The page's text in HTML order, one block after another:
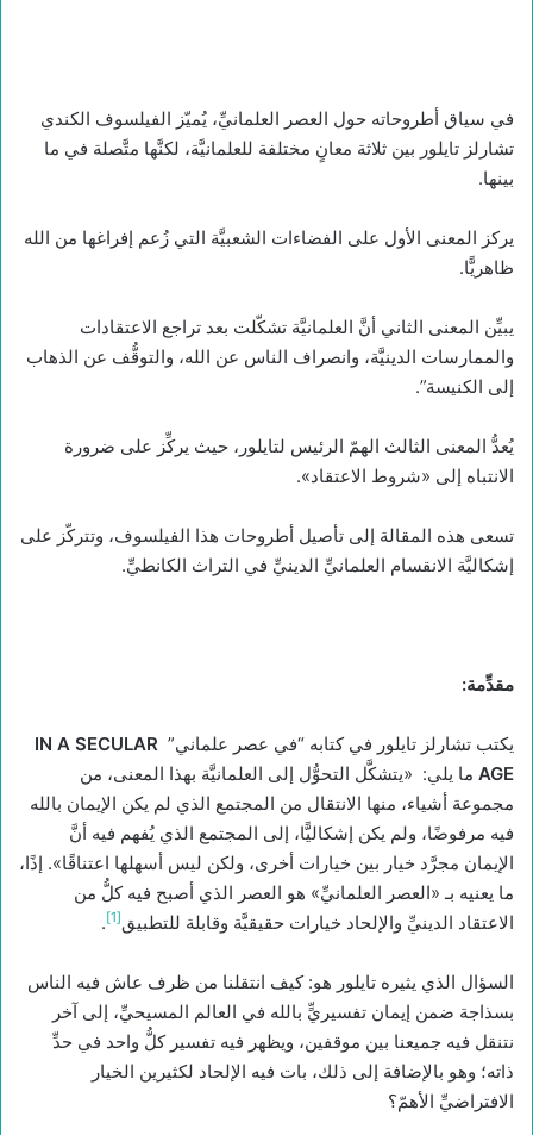
في سياق أطروحاته حول العصر العلمانيِّ، يُميّز الفيلسوف الكندي
تشارلز تايلور بين ثلاثة معانٍ مختلفة للعلمانيَّة، لكنَّها متَّصلة في ما
بينها.
يركز المعنى الأول على الفضاءات الشعبيَّة التي زُعم إفراغها من الله
ظاهريًّا.
يبيِّن المعنى الثاني أنَّ العلمانيَّة تشكّلت بعد تراجع الاعتقادات
والممارسات الدينيَّة، وانصراف الناس عن الله، والتوقُّف عن الذهاب
إلى الكنيسة”.
يُعدُّ المعنى الثالث الهمّ الرئيس لتايلور، حيث يركِّز على ضرورة
الانتباه إلى «شروط الاعتقاد».
تسعى هذه المقالة إلى تأصيل أطروحات هذا الفيلسوف، وتتركّز على
إشكاليَّة الانقسام العلمانيِّ الدينيِّ في التراث الكانطيِّ.
مقدِّمة:
يكتب تشارلز تايلور في كتابه “في عصر علماني” IN A SECULAR
AGE ما يلي: «يتشكَّل التحوُّل إلى العلمانيَّة بهذا المعنى، من
مجموعة أشياء، منها الانتقال من المجتمع الذي لم يكن الإيمان بالله
فيه مرفوضًا، ولم يكن إشكاليًّا، إلى المجتمع الذي يُفهم فيه أنَّ
الإيمان مجرَّد خيار بين خيارات أخرى، ولكن ليس أسهلها اعتناقًا». إذًا،
ما يعنيه بـ «العصر العلمانيِّ» هو العصر الذي أصبح فيه كلُّ من
الاعتقاد الدينيِّ والإلحاد خيارات حقيقيَّة وقابلة للتطبيق[1]
.
السؤال الذي يثيره تايلور هو: كيف انتقلنا من ظرف عاش فيه الناس
بسذاجة ضمن إيمان تفسيريٍّ بالله في العالم المسيحيِّ، إلى آخر
نتنقل فيه جميعنا بين موقفين، ويظهر فيه تفسير كلُّ واحد في حدِّ
ذاته؛ وهو بالإضافة إلى ذلك، بات فيه الإلحاد لكثيرين الخيار
الافتراضيِّ الأهمّ؟